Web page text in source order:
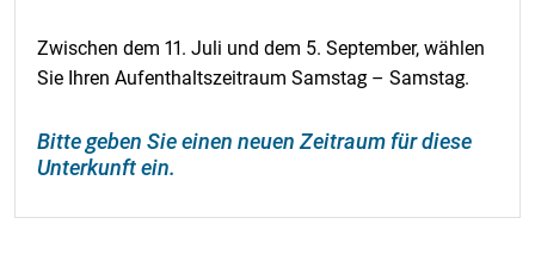
Zwischen dem 11. Juli und dem 5. September, wählen
Sie Ihren Aufenthaltszeitraum Samstag – Samstag.
Bitte geben Sie einen neuen Zeitraum für diese
Unterkunft ein.